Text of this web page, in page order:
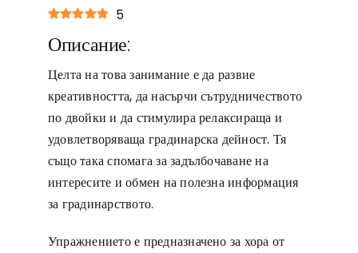
5
Описание:
Целта на това занимание е да развие
креативността, да насърчи сътрудничеството
по двойки и да стимулира релаксираща и
удовлетворяваща градинарска дейност. Тя
също така спомага за задълбочаване на
интересите и обмен на полезна информация
за градинарството.
Упражнението е предназначено за хора от